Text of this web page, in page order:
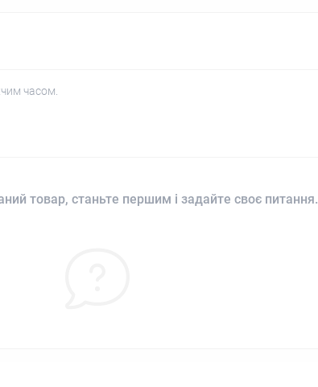
часом.
товар, станьте першим і задайте своє питання.